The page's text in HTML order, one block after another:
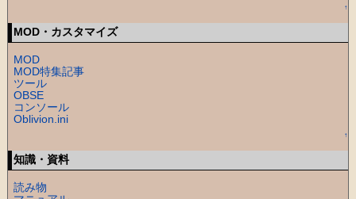
↑
MOD・カスタマイズ
MOD
MOD特集記事
ツール
OBSE
コンソール
Oblivion.ini
↑
知識・資料
読み物